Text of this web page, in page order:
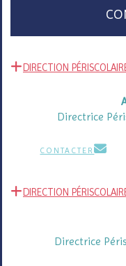
DIRECTION
Directrice
CONTACTER
DIRECTION
Directrice